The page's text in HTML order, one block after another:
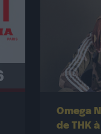
Omega
de THK